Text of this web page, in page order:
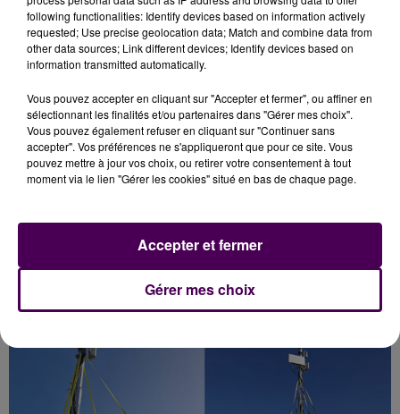
été implantées en renfortpour assurer les
communications en 4G et 5G sur les réseaux des
opérateurs Orange, Free, Bouygues et SFR qui seront
nécessairement très sollicités pendant le festival.
following functionalities: Identify devices based on information actively
requested; Use precise geolocation data; Match and combine data from
other data sources; Link different devices; Identify devices based on
information transmitted automatically.
Vous pouvez accepter en cliquant sur "Accepter et fermer", ou affiner en
sélectionnant les finalités et/ou partenaires dans "Gérer mes choix".
Vous pouvez également refuser en cliquant sur "Continuer sans
accepter". Vos préférences ne s'appliqueront que pour ce site. Vous
pouvez mettre à jour vos choix, ou retirer votre consentement à tout
moment via le lien "Gérer les cookies" situé en bas de chaque page.
Gérer mes choix
Accepter et fermer